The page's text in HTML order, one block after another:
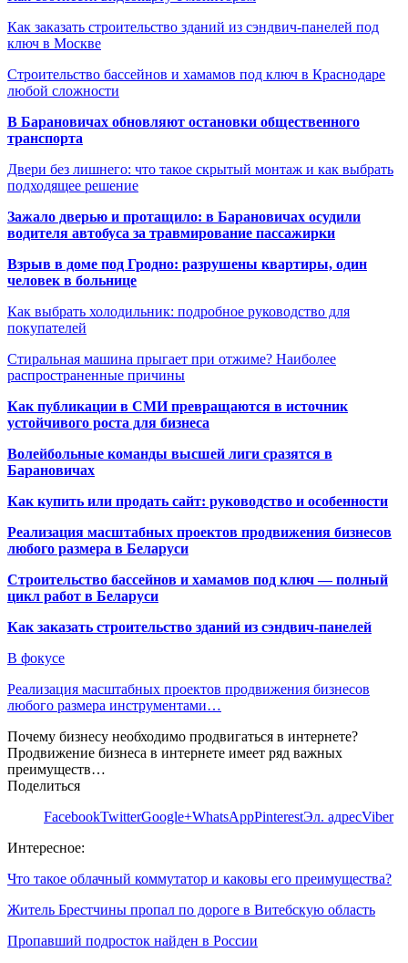
Как заказать строительство зданий из сэндвич-панелей под
ключ в Москве
Строительство бассейнов и хамамов под ключ в Краснодаре
любой сложности
В Барановичах обновляют остановки общественного
транспорта
Двери без лишнего: что такое скрытый монтаж и как выбрать
подходящее решение
Зажало дверью и протащило: в Барановичах осудили
водителя автобуса за травмирование пассажирки
Взрыв в доме под Гродно: разрушены квартиры, один
человек в больнице
Как выбрать холодильник: подробное руководство для
покупателей
Стиральная машина прыгает при отжиме? Наиболее
распространенные причины
Как публикации в СМИ превращаются в источник
устойчивого роста для бизнеса
Волейбольные команды высшей лиги сразятся в
Барановичах
Как купить или продать сайт: руководство и особенности
Реализация масштабных проектов продвижения бизнесов
любого размера в Беларуси
Строительство бассейнов и хамамов под ключ — полный
цикл работ в Беларуси
Как заказать строительство зданий из сэндвич-панелей
В фокусе
Реализация масштабных проектов продвижения бизнесов
любого размера инструментами…
Почему бизнесу необходимо продвигаться в интернете?
Продвижение бизнеса в интернете имеет ряд важных
преимуществ…
Поделиться
FacebookTwitterGoogle+WhatsAppPinterestЭл. адресViber
Интересное:
Что такое облачный коммутатор и каковы его преимущества?
Житель Брестчины пропал по дороге в Витебскую область
Пропавший подросток найден в России